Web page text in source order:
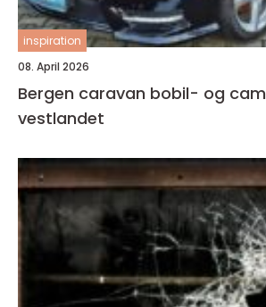
inspiration
08. April 2026
Bergen caravan bobil- og campingglede på
vestlandet